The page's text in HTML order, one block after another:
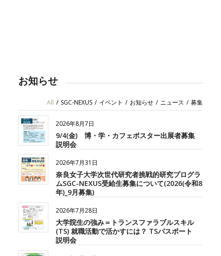
お知らせ
All / SGC-NEXUS / イベント / お知らせ / ニュース / 募集
2026年8月7日
9/4(金) 博・学・カフェポスター出展者募集
説明会
2026年7月31日
奈良女子大学次世代研究者挑戦的研究プログラ
ムSGC-NEXUS受給生募集について(2026(令和8
年)_9月募集)
2026年7月28日
大学院生の強み＝トランスファラブルスキル
(TS) 就職活動で活かすには？ TSパスポート
説明会